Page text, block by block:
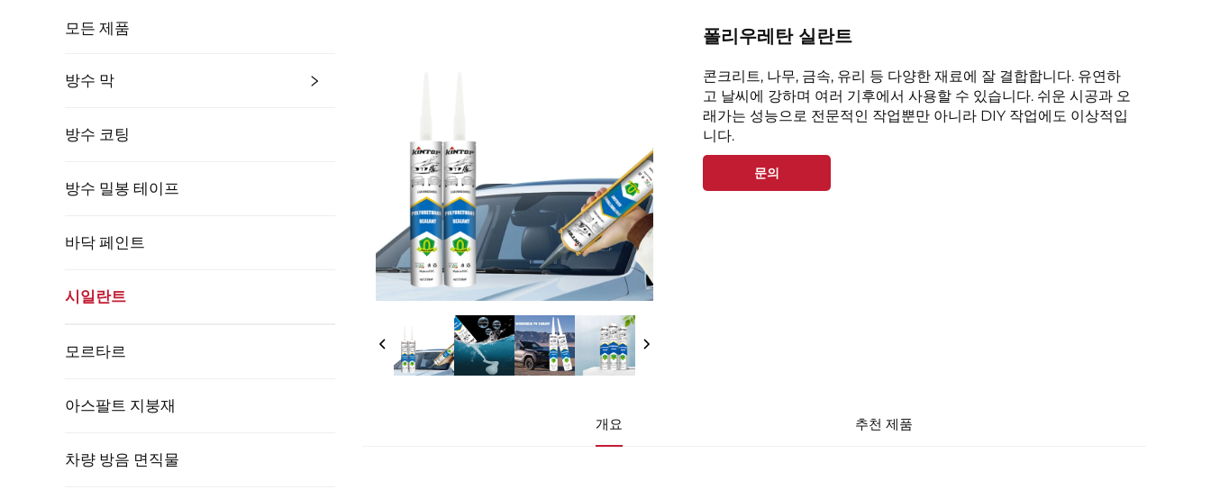
모든 제품
방수 막
방수 코팅
방수 밀봉 테이프
바닥 페인트
시일란트
모르타르
아스팔트 지붕재
차량 방음 면직물
폴리우레탄 실란트
콘크리트, 나무, 금속, 유리 등 다양한 재료에 잘 결합합니다. 유연하
고 날씨에 강하며 여러 기후에서 사용할 수 있습니다. 쉬운 시공과 오
래가는 성능으로 전문적인 작업뿐만 아니라 DIY 작업에도 이상적입
니다.
문의
개요 추천 제품